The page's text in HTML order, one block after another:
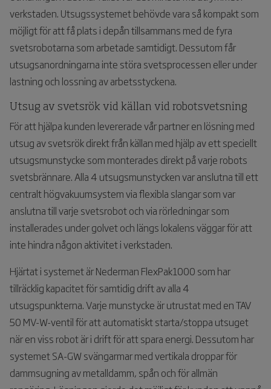
verkstaden. Utsugssystemet behövde vara så kompakt som
möjligt för att få plats i depån tillsammans med de fyra
svetsrobotarna som arbetade samtidigt. Dessutom får
utsugsanordningarna inte störa svetsprocessen eller under
lastning och lossning av arbetsstyckena.
Utsug av svetsrök vid källan vid robotsvetsning
För att hjälpa kunden levererade vår partner en lösning med
utsug av svetsrök direkt från källan med hjälp av ett speciellt
utsugsmunstycke som monterades direkt på varje robots
svetsbrännare. Alla 4 utsugsmunstycken var anslutna till ett
centralt högvakuumsystem via flexibla slangar som var
anslutna till varje svetsrobot och via rörledningar som
installerades under golvet och längs lokalens väggar för att
inte hindra någon aktivitet i verkstaden.
Hjärtat i systemet är Nederman FlexPak1000 som har
tillräcklig kapacitet för samtidig drift av alla 4
utsugspunkterna. Varje munstycke är utrustat med en TAV
50 MV-W-ventil för att automatiskt starta/stoppa utsuget
när en viss robot är i drift för att spara energi. Dessutom har
systemet SA-GW svängarmar med vertikala droppar för
dammsugning av metalldamm, spån och för allmän